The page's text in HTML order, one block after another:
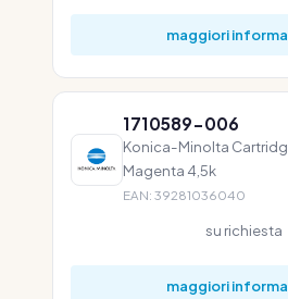
maggiori
1710589-006
Konica-Minolta
Magenta 4,5k
EAN: 39281036040
su richiesta
maggiori